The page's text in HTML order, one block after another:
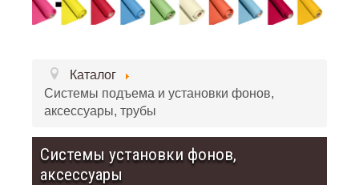
Каталог
Системы подъема и установки фонов,
аксессуары, трубы
Системы установки фонов,
аксессуары